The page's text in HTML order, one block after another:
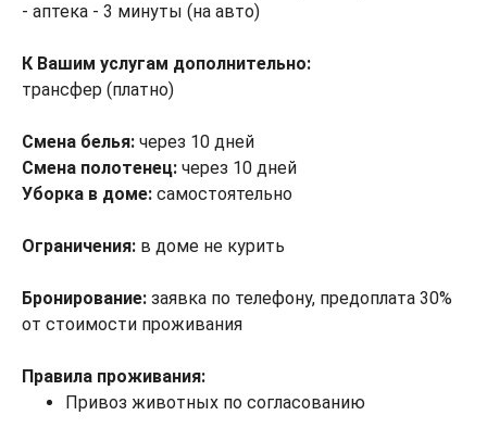
- аптека - 3 минуты (на авто)
К Вашим услугам дополнительно:
трансфер (платно)
Смена белья: через 10 дней
Смена полотенец: через 10 дней
Уборка в доме: самостоятельно
Ограничения: в доме не курить
Бронирование: заявка по телефону, предоплата 30%
от стоимости проживания
Правила проживания:
Привоз животных по согласованию